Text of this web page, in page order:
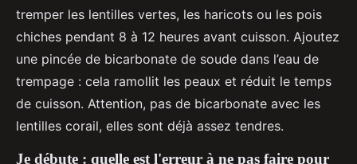
tremper les lentilles vertes, les haricots ou les pois
chiches pendant 8 à 12 heures avant cuisson. Ajoutez
une pincée de bicarbonate de soude dans l’eau de
trempage : cela ramollit les peaux et réduit le temps
de cuisson. Attention, pas de bicarbonate avec les
lentilles corail, elles sont déjà assez tendres.
Je débute : quelle est l'erreur à ne pas faire pour